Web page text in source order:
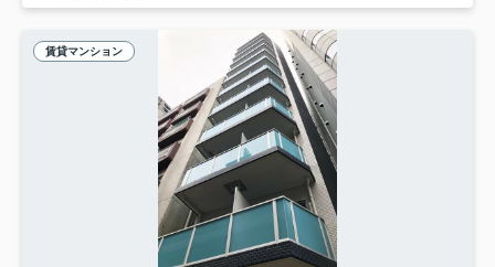
賃貸マンション